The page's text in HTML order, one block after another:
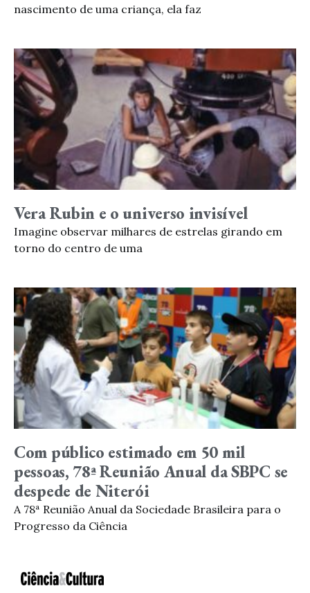
nascimento de uma criança, ela faz
Vera Rubin e o universo invisível
Imagine observar milhares de estrelas girando em
torno do centro de uma
Com público estimado em 50 mil
pessoas, 78ª Reunião Anual da SBPC se
despede de Niterói
A 78ª Reunião Anual da Sociedade Brasileira para o
Progresso da Ciência